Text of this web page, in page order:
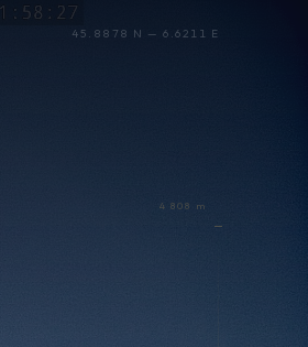
45.8878 N — 6.6211 E